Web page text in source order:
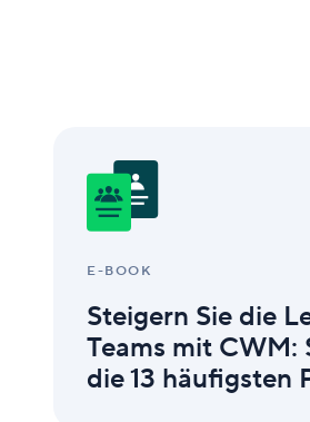
E-BOOK
Steigern Sie die
Teams mit CWM:
die 13 häufigsten
Leistung
Ihres
lösen